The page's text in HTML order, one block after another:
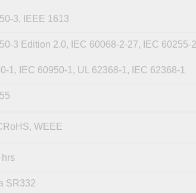
3, IEEE 1613
3 Edition 2.0, IEC 60068-2-27, IEC 60255-
1, IEC 60950-1, UL 62368-1, IEC 62368-1
WEEE
SR332